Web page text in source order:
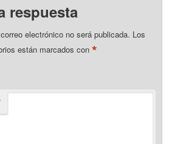
respuesta
electrónico no será publicada. Los
están marcados con*